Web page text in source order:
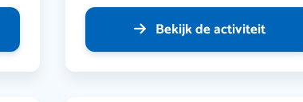
Bekijk de activiteit